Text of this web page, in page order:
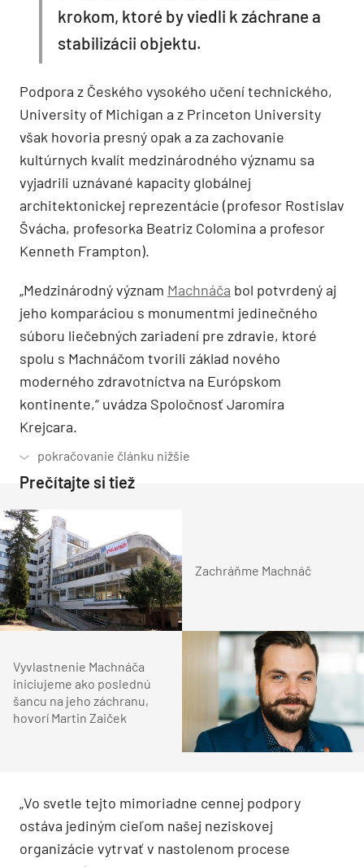
krokom, ktoré by viedli k záchrane a
stabilizácii objektu.
Podpora z Českého vysokého učení technického,
University of Michigan a z Princeton University
však hovoria presný opak a za zachovanie
kultúrnych kvalít medzinárodného významu sa
vyjadrili uznávané kapacity globálnej
architektonickej reprezentácie (profesor Rostislav
Švácha, profesorka Beatriz Colomina a profesor
Kenneth Frampton).
„Medzinárodný význam Machnáča bol potvrdený aj
jeho komparáciou s monumentmi jedinečného
súboru liečebných zariadení pre zdravie, ktoré
spolu s Machnáčom tvorili základ nového
moderného zdravotníctva na Európskom
kontinente,“ uvádza Spoločnosť Jaromíra
Krejcara.
Prečítajte si tiež
Zachráňme Machnáč
Vyvlastnenie Machnáča
iniciujeme ako poslednú
šancu na jeho záchranu,
hovorí Martin Zaiček
„Vo svetle tejto mimoriadne cennej podpory
ostáva jediným cieľom našej neziskovej
organizácie vytrvať v nastolenom procese